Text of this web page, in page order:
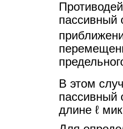
пассивный
В этом
пассивный
длине ℓ